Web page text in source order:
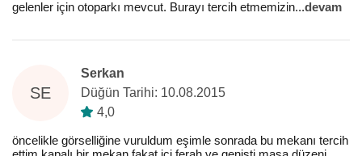
gelenler için otoparkı mevcut. Burayı tercih etmemizin...devam
SE
Serkan
Düğün Tarihi: 10.08.2015
4,0
öncelikle görselliğine vuruldum eşimle sonrada bu mekanı tercih